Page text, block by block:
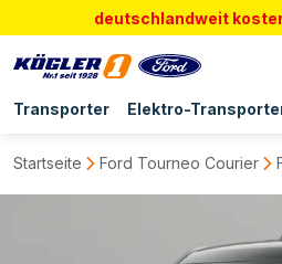
deutschlandweit
Transporter Elektro-
Startseite Ford Tourneo Courier